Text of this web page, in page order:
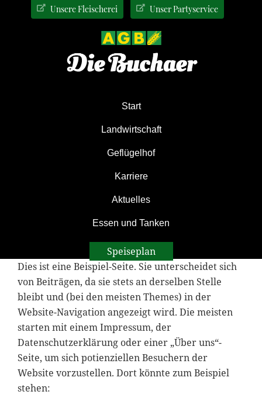
Hauptnavigation
Seitenspalte
Unsere Fleischerei Unser Partyservice
Start
Landwirtschaft
Geflügelhof
Karriere
Aktuelles
Essen und Tanken
Speiseplan
Dies ist eine Beispiel-Seite. Sie unterscheidet sich
von Beiträgen, da sie stets an derselben Stelle
bleibt und (bei den meisten Themes) in der
Website-Navigation angezeigt wird. Die meisten
starten mit einem Impressum, der
Datenschutzerklärung oder einer „Über uns“-
Seite, um sich potienziellen Besuchern der
Website vorzustellen. Dort könnte zum Beispiel
stehen: